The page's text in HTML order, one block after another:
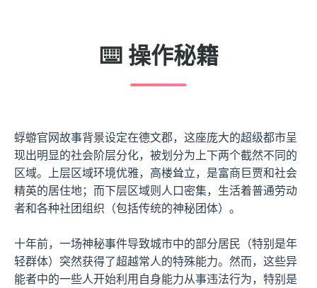
⌨️ 操作秘籍
蜉蝣官网故事背景设定在德文郡，这座庞大的超级都市呈
现出明显的社会阶层分化，被划分为上下两个截然不同的
区域。上层区域环境优雅，高楼耸立，是富商巨贾和社会
精英的居住地；而下层区域则人口密集，生活着普通劳动
者和各种社团组织（包括传统的神秘团体）。
十年前，一场神秘事件导致城市中的部分居民（特别是年
轻群体）突然获得了超越常人的特殊能力。然而，这些异
能者中的一些人开始利用自身能力从事违法行为，特别是